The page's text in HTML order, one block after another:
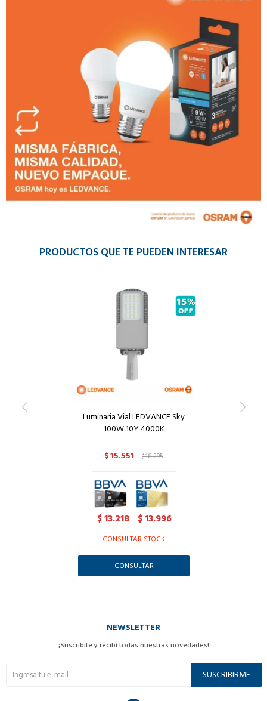
PRODUCTOS QUE TE PUEDEN INTERESAR
Luminaria Vial LEDVANCE Sky
100W 10Y 4000K
$15.551 $18.295
$ 13.218 $13.996
CONSULTAR STOCK
CONSULTAR
NEWSLETTER
¡Suscribite y recibí todas nuestras novedades!
SUSCRIBIRME